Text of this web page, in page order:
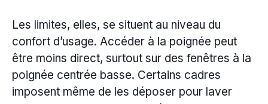
Les limites, elles, se situent au niveau du
confort d’usage. Accéder à la poignée peut
être moins direct, surtout sur des fenêtres à la
poignée centrée basse. Certains cadres
imposent même de les déposer pour laver